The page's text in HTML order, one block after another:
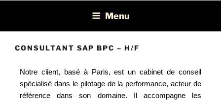
Léon Recrutement
EPM et Consolidation/Reporting
Menu
CONSULTANT SAP BPC – H/F
Notre client, basé à Paris, est un cabinet de conseil
spécialisé dans le pilotage de la performance, acteur de
référence dans son domaine. Il accompagne les